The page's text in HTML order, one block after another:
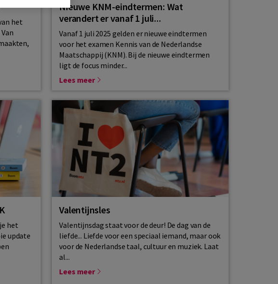
het
Nieuwe KNM-eindtermen: Wat
verandert er vanaf 1 juli...
Vanaf 1 juli 2025 gelden er nieuwe eindtermen
voor het examen Kennis van de Nederlandse
Maatschappij (KNM). Bij de nieuwe eindtermen
ligt de focus minder...
Lees meer
het
update
Valentijnsles
Valentijnsdag staat voor de deur! De dag van de
liefde... Liefde voor een speciaal iemand, maar ook
voor de Nederlandse taal, cultuur en muziek. Laat
al...
Lees meer